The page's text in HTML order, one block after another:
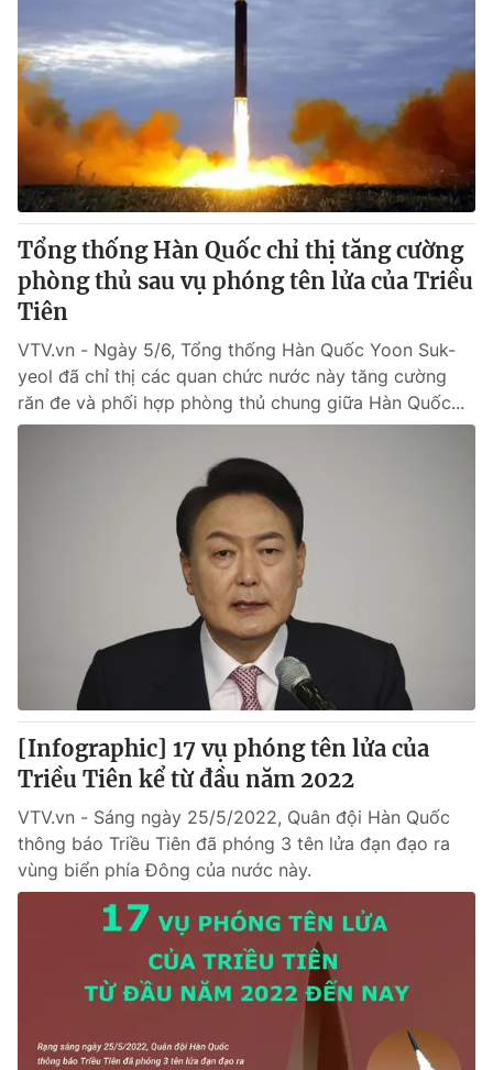
VTV Thể thao
VTV Sức khoẻ Bất động sản
Thị trường 24h Tấm lòng Việt
VTV4 Vươn mình bằng AI
VTV9 VTV8
Đài Truyền hình Việt Nam
Thời báo VTV
Giấy phép hoạt động báo in và báo điện tử số 483/GP-BTTTT
cấp ngày 29/12/2023
Tổng Biên tập:
Vũ Thanh Thủy
Phó Tổng Biên tập:Nguyễn Thị Mỹ Hạnh, Phạm Quốc Thắng,
Nguyễn Trọng Ninh
Tổng đài VTV:024.38 355 931 - 024.38 355 932
Ðiện thoại Thời báo VTV:
024.66 897 897
Email:toasoan@vtv.vn
Liên hệ quảng cáo:024-7300.7108
Tổng thống Hàn Quốc chỉ thị tăng cường
phòng thủ sau vụ phóng tên lửa của Triều
Tiên
VTV.vn - Ngày 5/6, Tổng thống Hàn Quốc Yoon Suk-
yeol đã chỉ thị các quan chức nước này tăng cường
răn đe và phối hợp phòng thủ chung giữa Hàn Quốc...
[Infographic] 17 vụ phóng tên lửa của
Triều Tiên kể từ đầu năm 2022
VTV.vn - Sáng ngày 25/5/2022, Quân đội Hàn Quốc
thông báo Triều Tiên đã phóng 3 tên lửa đạn đạo ra
vùng biển phía Đông của nước này.